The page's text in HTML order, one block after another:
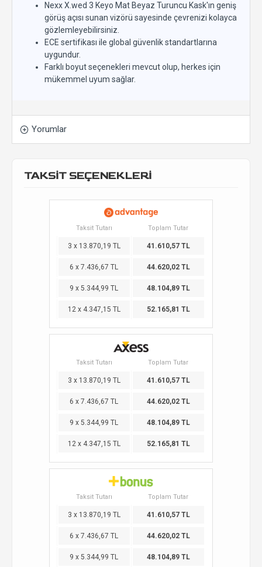
Nexx X.wed 3 Keyo Mat Beyaz Turuncu Kask'ın geniş
görüş açısı sunan vizörü sayesinde çevrenizi kolayca
gözlemleyebilirsiniz.
ECE sertifikası ile global güvenlik standartlarına
uygundur.
Farklı boyut seçenekleri mevcut olup, herkes için
mükemmel uyum sağlar.
Yorumlar
TAKSİT SEÇENEKLERİ
Taksit Tutarı Toplam Tutar
3 x 13.870,19 TL 41.610,57 TL
6 x 7.436,67 TL 44.620,02 TL
9 x 5.344,99 TL 48.104,89 TL
12 x 4.347,15 TL 52.165,81 TL
Taksit Tutarı Toplam Tutar
3 x 13.870,19 TL 41.610,57 TL
6 x 7.436,67 TL 44.620,02 TL
9 x 5.344,99 TL 48.104,89 TL
12 x 4.347,15 TL 52.165,81 TL
Taksit Tutarı Toplam Tutar
3 x 13.870,19 TL 41.610,57 TL
6 x 7.436,67 TL 44.620,02 TL
9 x 5.344,99 TL 48.104,89 TL